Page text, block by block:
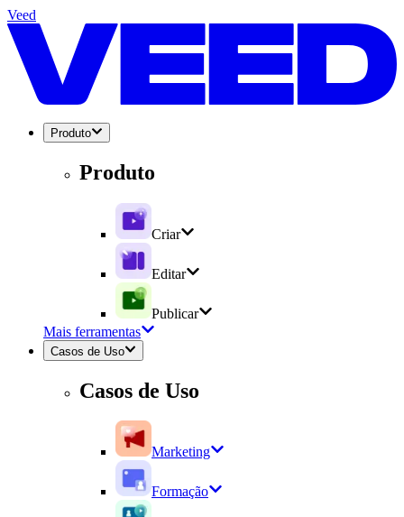
Veed
Produto
Produto
Criar
Editar
Publicar
Mais ferramentas
Casos de Uso
Casos de Uso
Marketing
Formação